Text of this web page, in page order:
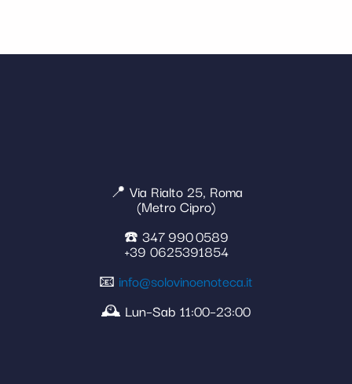
📍 Via Rialto 25, Roma
(Metro Cipro)
☎️ 347 990 0589
+39 0625391854
📧 info@solovinoenoteca.it
🕰️ Lun–Sab 11:00–23:00